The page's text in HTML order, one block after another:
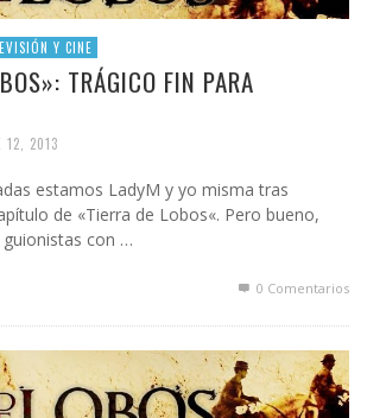
Y CINE
TRÁGICO FIN PARA
12, 2013
estamos LadyM y yo misma tras
de «Tierra de Lobos«. Pero bueno,
guionistas con …
0 Comentarios